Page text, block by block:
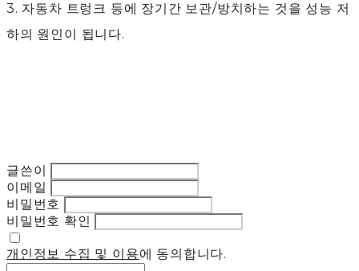
3. 자동차 트렁크 등에 장기간 보관/방치하는 것을 성능 저
하의 원인이 됩니다.
글쓴이
이메일
비밀번호
비밀번호 확인
개인정보 수집 및 이용에 동의합니다.